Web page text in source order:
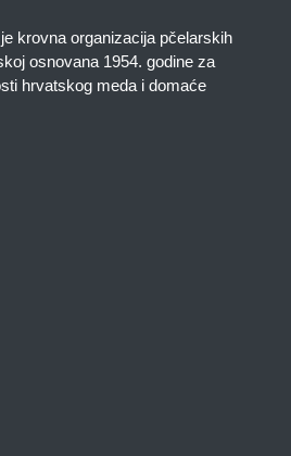
krovna organizacija pčelarskih
osnovana 1954. godine za
hrvatskog meda i domaće